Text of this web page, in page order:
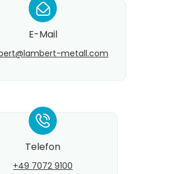
*
E-Mail
metall.com
*
Telefon
+49 7072 9100